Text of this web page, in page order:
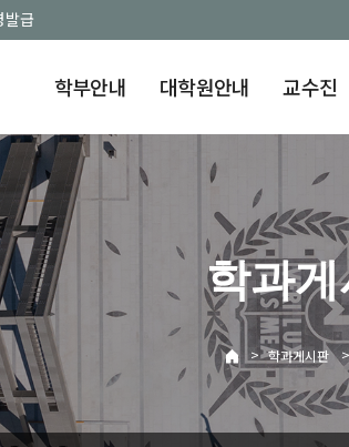
발급
학부안내 대학원안내 교수진
학과
> 학과게시판 >